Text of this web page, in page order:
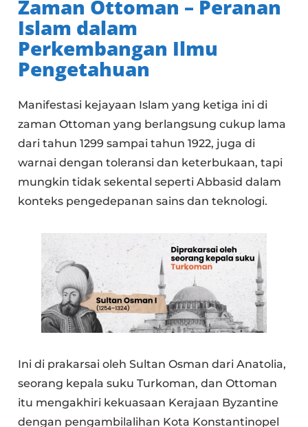
Zaman Ottoman – Peranan
Islam dalam
Perkembangan Ilmu
Pengetahuan
Manifestasi kejayaan Islam yang ketiga ini di
zaman Ottoman yang berlangsung cukup lama
dari tahun 1299 sampai tahun 1922, juga di
warnai dengan toleransi dan keterbukaan, tapi
mungkin tidak sekental seperti Abbasid dalam
konteks pengedepanan sains dan teknologi.
Ini di prakarsai oleh Sultan Osman dari Anatolia,
seorang kepala suku Turkoman, dan Ottoman
itu mengakhiri kekuasaan Kerajaan Byzantine
dengan pengambilalihan Kota Konstantinopel